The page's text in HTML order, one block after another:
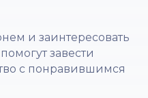
и заинтересовать
завести
с понравившимся